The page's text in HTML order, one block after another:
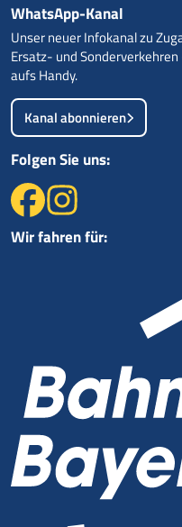
WhatsApp-Kanal
Unser neuer Infokanal zu
Ersatz- und
aufs Handy.
Kanal abonnieren
Folgen Sie uns:
Wir fahren für: